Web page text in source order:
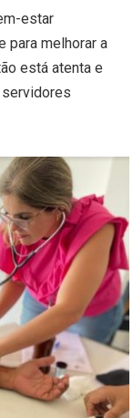
estar
para melhorar a
está atenta e